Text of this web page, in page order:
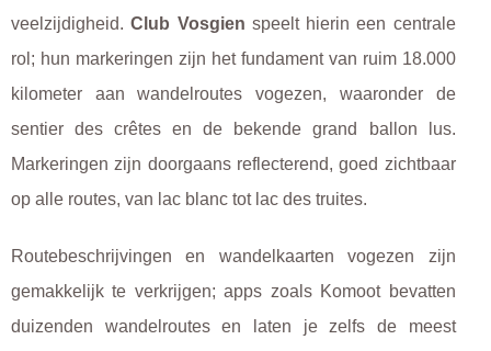
veelzijdigheid.Club Vosgien speelt hierin een centrale
rol; hun markeringen zijn het fundament van ruim 18.000
kilometer aan wandelroutes vogezen, waaronder de
sentier des crêtes en de bekende grand ballon lus.
Markeringen zijn doorgaans reflecterend, goed zichtbaar
op alle routes, van lac blanc tot lac des truites.
Routebeschrijvingen en wandelkaarten vogezen zijn
gemakkelijk te verkrijgen; apps zoals Komoot bevatten
duizenden wandelroutes en laten je zelfs de meest